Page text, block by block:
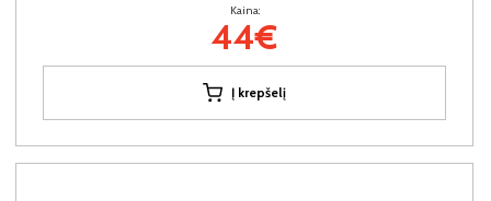
Kaina:
44€
Į krepšelį